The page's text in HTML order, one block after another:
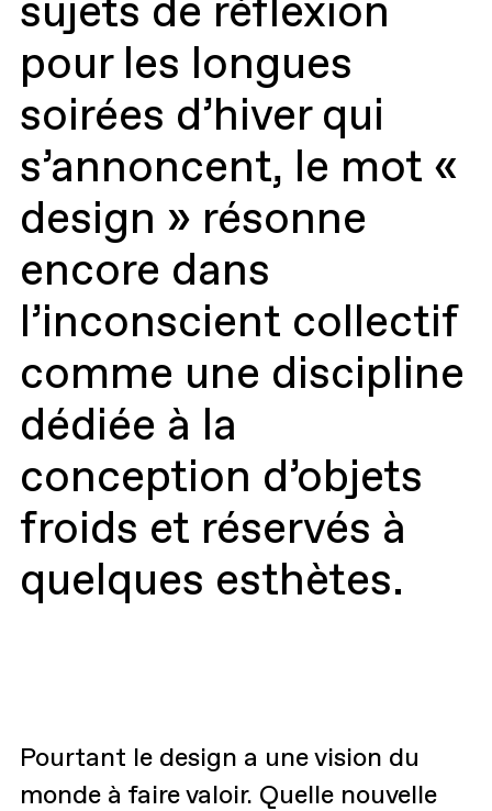
sujets de réflexion
pour les longues
soirées d’hiver qui
s’annoncent, le mot «
design » résonne
encore dans
l’inconscient collectif
comme une discipline
dédiée à la
conception d’objets
froids et réservés à
quelques esthètes.
Pourtant le design a une vision du
monde à faire valoir. Quelle nouvelle